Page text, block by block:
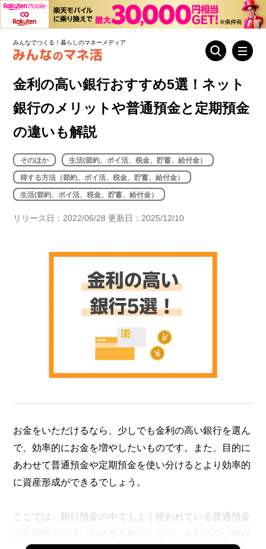
みんなでつくる！暮らしのマネーメディア
金利の高い銀行おすすめ5選！ネット
銀行のメリットや普通預金と定期預金
の違いも解説
そのほか 生活(節約、ポイ活、税金、貯蓄、給付金）
得する方法（節約、ポイ活、税金、貯蓄、給付金）
生活(節約、ポイ活、税金、貯蓄、給付金）
リリース日：2022/06/28 更新日：2025/12/10
お金をいただけるなら、少しでも金利の高い銀行を選ん
で、効率的にお金を増やしたいものです。また、目的に
あわせて普通預金や定期預金を使い分けるとより効率的
に資産形成ができるでしょう。
ここでは、銀行預金の中でもよく使われている普通預金